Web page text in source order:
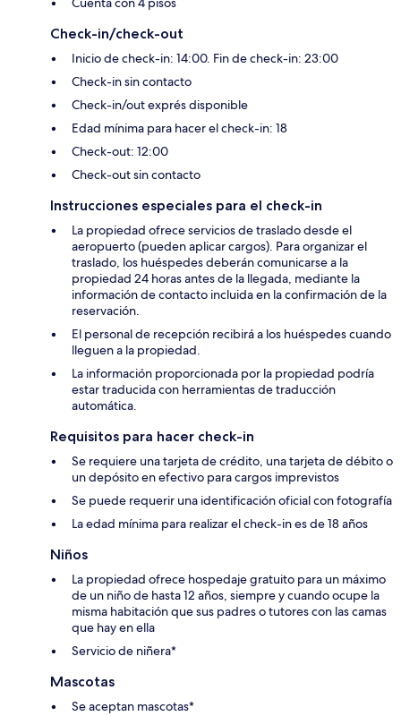
Check-in/check-out
Inicio de check-in: 14:00. Fin de check-in: 23:00
Check-in sin contacto
Check-in/out exprés disponible
Edad mínima para hacer el check-in: 18
Check-out: 12:00
Check-out sin contacto
Instrucciones especiales para el check-in
La propiedad ofrece servicios de traslado desde el
aeropuerto (pueden aplicar cargos). Para organizar el
traslado, los huéspedes deberán comunicarse a la
propiedad 24 horas antes de la llegada, mediante la
información de contacto incluida en la confirmación de la
reservación.
El personal de recepción recibirá a los huéspedes cuando
lleguen a la propiedad.
La información proporcionada por la propiedad podría
estar traducida con herramientas de traducción
automática.
Requisitos para hacer check-in
Se requiere una tarjeta de crédito, una tarjeta de débito o
un depósito en efectivo para cargos imprevistos
Se puede requerir una identificación oficial con fotografía
La edad mínima para realizar el check-in es de 18 años
Niños
La propiedad ofrece hospedaje gratuito para un máximo
de un niño de hasta 12 años, siempre y cuando ocupe la
misma habitación que sus padres o tutores con las camas
que hay en ella
Servicio de niñera*
Mascotas
Se aceptan mascotas*